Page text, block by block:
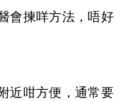
會揀咩方法，唔好
咁方便，通常要